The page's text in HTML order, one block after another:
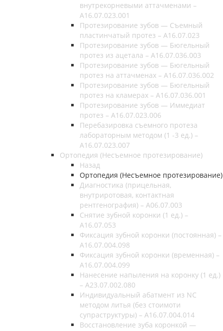
внутрекорневыми аттачменами –
A16.07.023.001
Протезирование зубов — Съемный
пластинчатый протез – A16.07.023
Протезирование зубов — Бюгельный
протез из ацетала – A16.07.036.003
Протезирование зубов — Бюгельный
протез на аттачменах – A16.07.036.002
Протезирование зубов — Бюгельный
протез на кламерах – A16.07.036.001
Протезирование зубов — Иммедиат
протез – A16.07.023.006
Перебазировка съемного протеза
лабораторным методом (1 -3 ед.) –
A16.07.023.007
Ортопедия (Несъемное протезирование)
Назад
Ортопедия (Несъемное протезирование)
Диагностика (прицельная,
внутриротовая, контактная
рентгенография) – А06.07.003
Снятие зубной коронки (1 ед.) –
A16.07.053
Фиксация зубной коронки (постоянная) –
A16.07.004.098
Фиксация зубной коронки (временная) –
A16.07.004.099
Нанесение напыления на коронку (1 ед.)
– A23.07.002.080
Индивидуальный абатмент из NC
методом литья (без стоимоти
супраструктуры) – A16.07.004.014
Восстановление зуба коронкой —